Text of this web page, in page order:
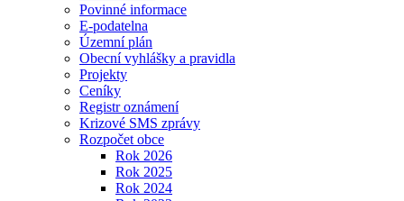
Povinné informace
E-podatelna
Územní plán
Obecní vyhlášky a pravidla
Projekty
Ceníky
Registr oznámení
Krizové SMS zprávy
Rozpočet obce
Rok 2026
Rok 2025
Rok 2024